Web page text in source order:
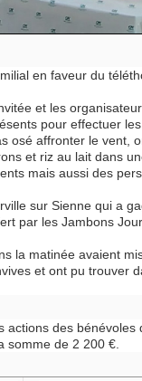
en faveur du
et les
pour effectuer
osé affronter le vent,
et riz au lait dans
mais aussi des
sur Sienne qui a
par les Jambons
la matinée avaient
et ont pu trouver
actions des
somme de 2 200 €.